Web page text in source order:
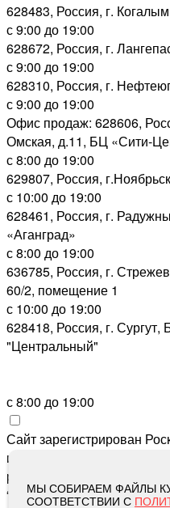
628483, Россия, г.
с 9:00 до 19:00
628672, Россия, г.
с 9:00 до 19:00
628310, Россия, г.
с 9:00 до 19:00
Офис продаж: 628606,
Омская, д.11, БЦ «Сити-
с 8:00 до 19:00
629807, Россия,
с 10:00 до 19:00
628461, Россия, г.
«Аганград»
с 8:00 до 19:00
636785, Россия, г.
60/2, помещение 1
с 10:00 до 19:00
628418, Россия, г.
"Центральный"
с 8:00 до 19:00
Сайт зарегистрирован
издание «Метросеть»
регистрации СМИ ЭЛ № ФС
“Метросеть“, главный
МЫ СОБИРАЕМ ФАЙЛЫ
СООТВЕТСТВИИ С